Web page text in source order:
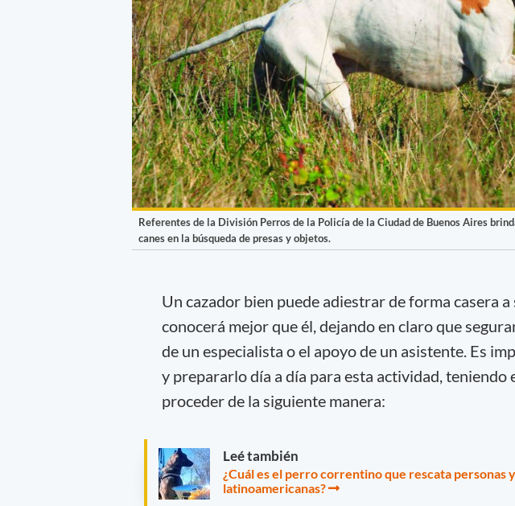
Referentes de la División Perros de la Policía de la Ciudad de Buenos Aires
canes en la búsqueda de presas y objetos.
Un cazador bien puede adiestrar de forma casera
conocerá mejor que él, dejando en claro que
de un especialista o el apoyo de un asistente. Es
y prepararlo día a día para esta actividad, teniendo
proceder de la siguiente manera:
Leé también
¿Cuál es el perro correntino que rescata personas
latinoamericanas?